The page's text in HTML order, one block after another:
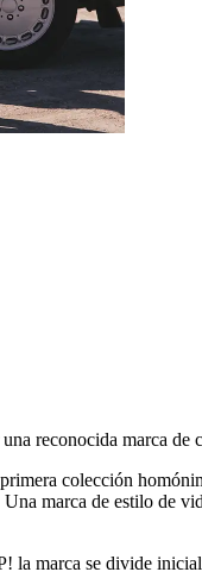
reconocida marca
colección
marca de estilo de
la marca se divide